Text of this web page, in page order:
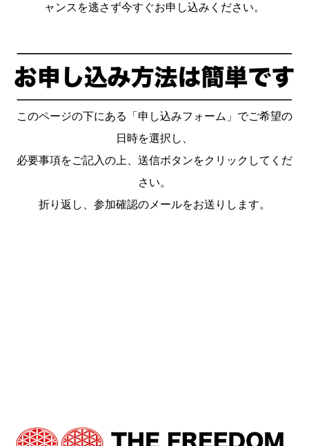
ャンスを逃さず今すぐお申し込みください。
このページの下にある「申し込みフォーム」でご希望の
日時を選択し、
必要事項をご記入の上、送信ボタンをクリックしてくだ
さい。
折り返し、参加確認のメールをお送りします。